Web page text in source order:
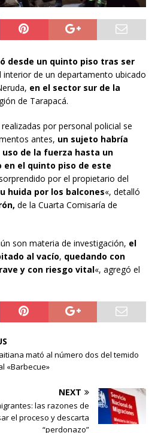
desde un quinto piso tras ser
interior de un departamento ubicado
en el sector sur de la
de Tarapacá.
por personal policial se
antes, un sujeto habría
de la fuerza hasta un
el quinto piso de este
por el propietario del
huida por los balcones«, detalló
de la Cuarta Comisaría de
son materia de investigación, el
al vacío, quedando con
y con riesgo vital«, agregó el
mató al número dos del temido
«Barbecue»
NEXT
las razones de
el proceso y descarta
“perdonazo”